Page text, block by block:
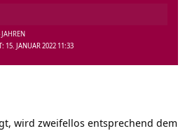
15. JANUAR 2022 11:33
wird zweifellos entsprechend dem